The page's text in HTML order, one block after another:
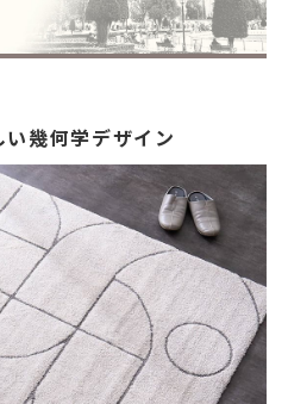
幾何学デザイン